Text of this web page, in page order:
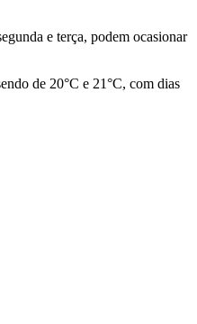
e terça, podem ocasionar
de 20°C e 21°C, com dias